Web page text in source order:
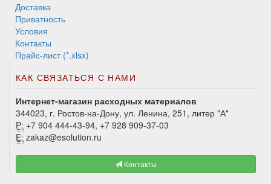
Доставка
Приватность
Условия
Контакты
Прайс-лист (*.xlsx)
КАК СВЯЗАТЬСЯ С НАМИ
Интернет-магазин расходных материалов
344023, г. Ростов-на-Дону, ул. Ленина, 251, литер "А"
P: +7 904 444-43-94, +7 928 909-37-03
E: zakaz@esolution.ru
Контакты